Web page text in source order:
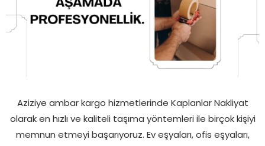
Aziziye ambar kargo hizmetlerinde Kaplanlar Nakliyat
olarak en hızlı ve kaliteli taşıma yöntemleri ile birçok kişiyi
memnun etmeyi başarıyoruz. Ev eşyaları, ofis eşyaları,